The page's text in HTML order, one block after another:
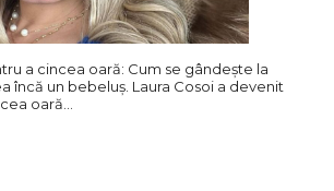
a cincea oară: Cum se gândește la
încă un bebeluș. Laura Cosoi a devenit
oară…